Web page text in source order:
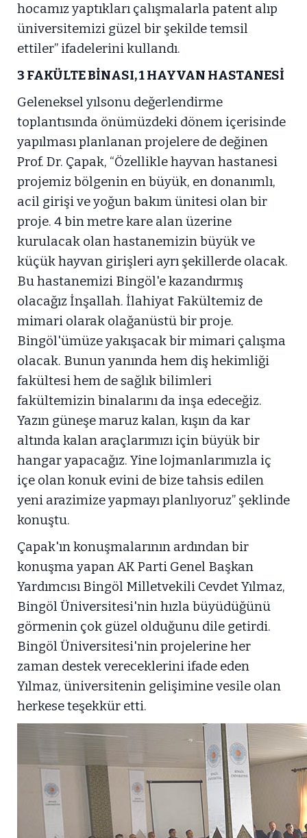
hocamız yaptıkları çalışmalarla patent alıp
üniversitemizi güzel bir şekilde temsil
ettiler” ifadelerini kullandı.
3 FAKÜLTE BİNASI, 1 HAYVAN HASTANESİ
Geleneksel yılsonu değerlendirme
toplantısında önümüzdeki dönem içerisinde
yapılması planlanan projelere de değinen
Prof. Dr. Çapak, “Özellikle hayvan hastanesi
projemiz bölgenin en büyük, en donanımlı,
acil girişi ve yoğun bakım ünitesi olan bir
proje. 4 bin metre kare alan üzerine
kurulacak olan hastanemizin büyük ve
küçük hayvan girişleri ayrı şekillerde olacak.
Bu hastanemizi Bingöl'e kazandırmış
olacağız İnşallah. İlahiyat Fakültemiz de
mimari olarak olağanüstü bir proje.
Bingöl'ümüze yakışacak bir mimari çalışma
olacak. Bunun yanında hem diş hekimliği
fakültesi hem de sağlık bilimleri
fakültemizin binalarını da inşa edeceğiz.
Yazın güneşe maruz kalan, kışın da kar
altında kalan araçlarımızı için büyük bir
hangar yapacağız. Yine lojmanlarımızla iç
içe olan konuk evini de bize tahsis edilen
yeni arazimize yapmayı planlıyoruz” şeklinde
konuştu.
Çapak'ın konuşmalarının ardından bir
konuşma yapan AK Parti Genel Başkan
Yardımcısı Bingöl Milletvekili Cevdet Yılmaz,
Bingöl Üniversitesi'nin hızla büyüdüğünü
görmenin çok güzel olduğunu dile getirdi.
Bingöl Üniversitesi'nin projelerine her
zaman destek vereceklerini ifade eden
Yılmaz, üniversitenin gelişimine vesile olan
herkese teşekkür etti.